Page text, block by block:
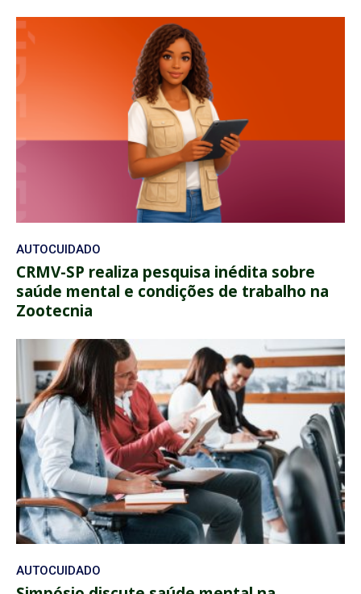
AUTOCUIDADO
CRMV-SP realiza pesquisa inédita sobre
saúde mental e condições de trabalho na
Zootecnia
AUTOCUIDADO